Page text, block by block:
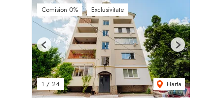
Comision 0% Exclusivitate
1 / 24 Harta
Previous Next